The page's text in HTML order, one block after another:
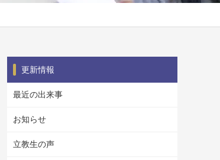
更新情報
最近の出来事
お知らせ
立教生の声